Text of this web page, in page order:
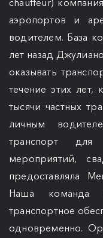
аэропортов и
водителем. База
лет назад
оказывать
течение этих лет,
тысячи частных
личным
транспорт
мероприятий,
предоставляла
Наша команда
транспортное
одновременно.